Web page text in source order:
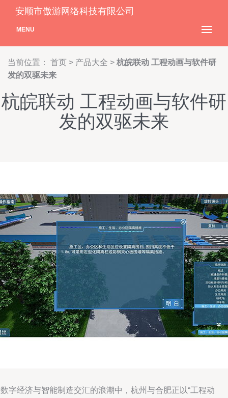
安顺市傲游网络科技有限公司
MENU
当前位置： 首页 > 产品大全 > 杭皖联动 工程动画与软件研
发的双驱未来
杭皖联动 工程动画与软件研
发的双驱未来
字经济与智能制造交汇的浪潮中，杭州与合肥正以“工程动